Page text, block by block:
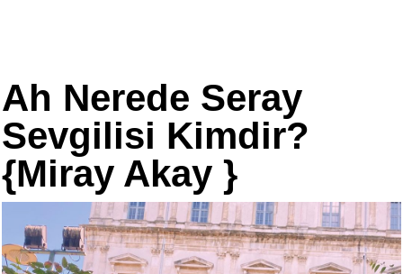
Ah Nerede Seray
Sevgilisi Kimdir?
{Miray Akay }